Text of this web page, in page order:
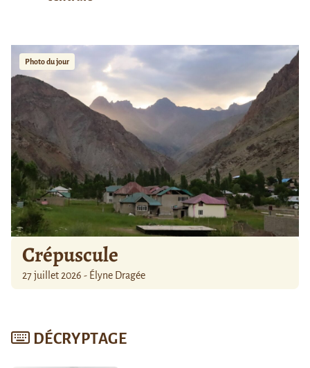
Photo du jour
Crépuscule
27 juillet 2026 - Élyne Dragée
DÉCRYPTAGE